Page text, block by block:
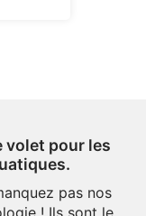
volet pour les
pas nos